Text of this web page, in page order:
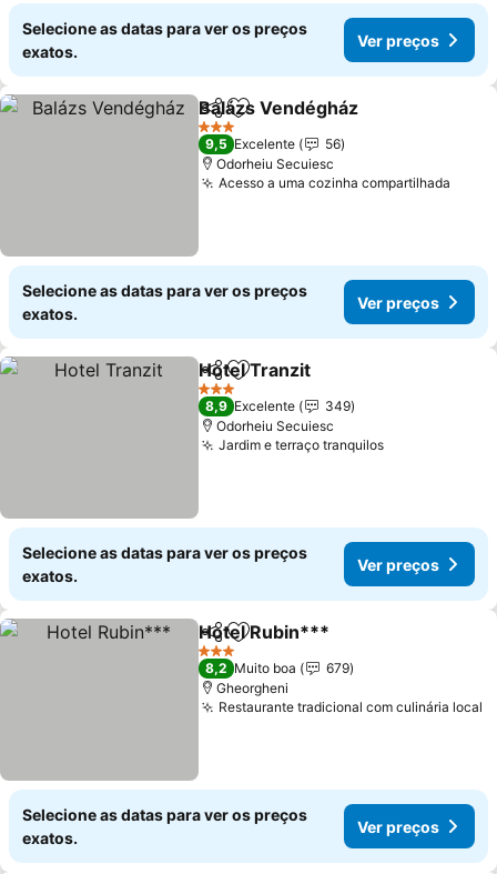
Selecione as datas para ver os preços
exatos.
Ver preços
PartilharAdicionar aos favoritos
Balázs Vendégház
3 Estrelas
9,5 Excelente
56
Odorheiu Secuiesc
Acesso a uma cozinha compartilhada
Selecione as datas para ver os preços
exatos.
Ver preços
PartilharAdicionar aos favoritos
Hotel Tranzit
3 Estrelas
8,9 Excelente
349
Odorheiu Secuiesc
Jardim e terraço tranquilos
Selecione as datas para ver os preços
exatos.
Ver preços
PartilharAdicionar aos favoritos
Hotel Rubin***
3 Estrelas
8,2 Muito boa
679
Gheorgheni
Restaurante tradicional com culinária local
Selecione as datas para ver os preços
exatos.
Ver preços